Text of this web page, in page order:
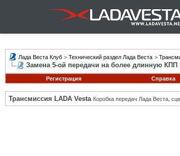
Лада Веста Клуб > Технический раздел Лада Веста >
Замена 5-ой передачи на более длинную КПП
Регистрация
Справка
Трансмиссия LADA Vesta Коробка передач Лада Веста,